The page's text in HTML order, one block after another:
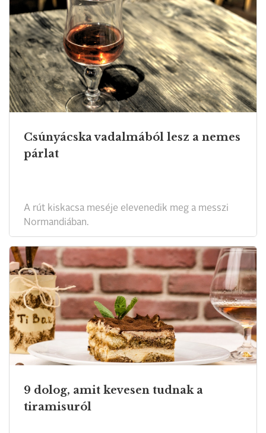
Csúnyácska vadalmából lesz a nemes
párlat
A rút kiskacsa meséje elevenedik meg a messzi
Normandiában.
9 dolog, amit kevesen tudnak a
tiramisuról